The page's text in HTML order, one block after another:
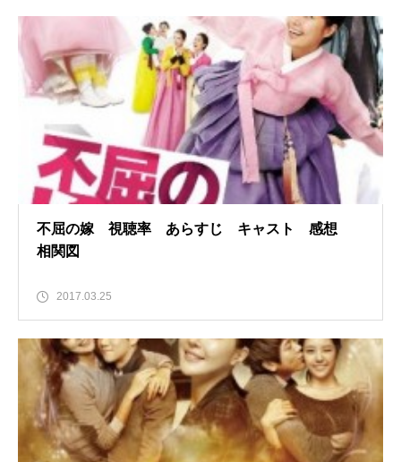
不屈の嫁 視聴率 あらすじ キャスト 感想
相関図
2017.03.25